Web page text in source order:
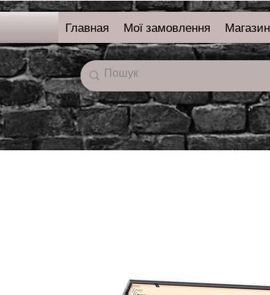
Главная Мої замовлення Магазин